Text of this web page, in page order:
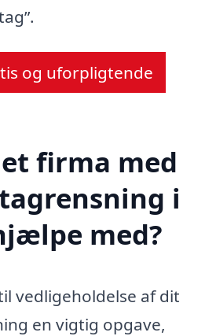
og uforpligtende
firma med
i
med?
vedligeholdelse af dit
en vigtig opgave,